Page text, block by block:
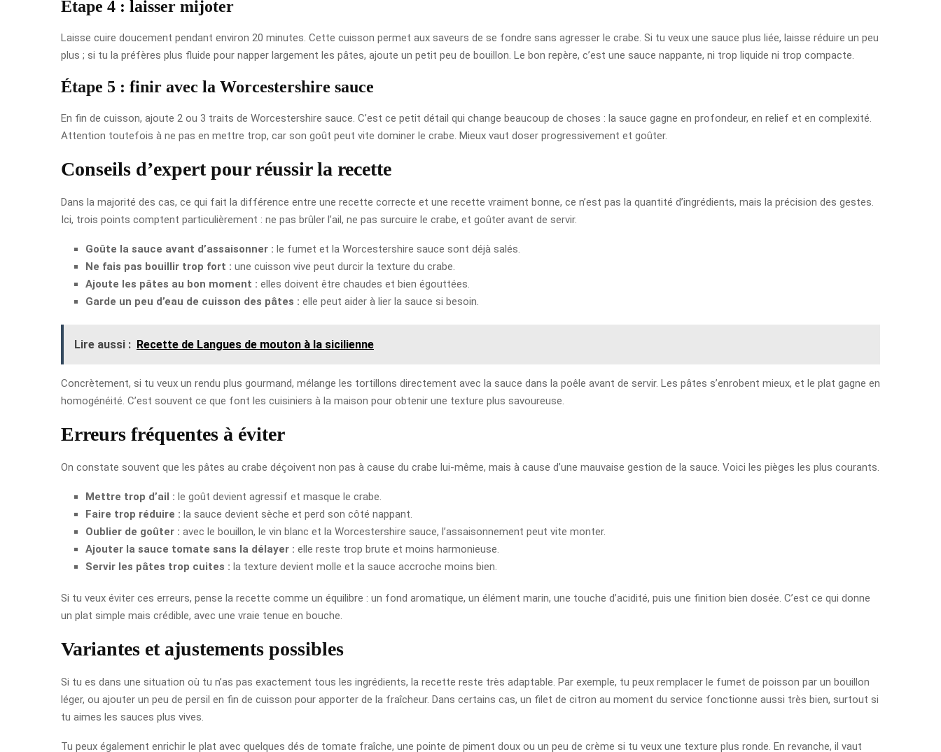
Étape 4 : laisser mijoter
Laisse cuire doucement pendant environ 20 minutes. Cette cuisson permet aux saveurs de se fondre sans agresser le crabe. Si tu veux une sauce plus liée, laisse réduire un peu
plus ; si tu la préfères plus fluide pour napper largement les pâtes, ajoute un petit peu de bouillon. Le bon repère, c’est une sauce nappante, ni trop liquide ni trop compacte.
Étape 5 : finir avec la Worcestershire sauce
En fin de cuisson, ajoute 2 ou 3 traits de Worcestershire sauce. C’est ce petit détail qui change beaucoup de choses : la sauce gagne en profondeur, en relief et en complexité.
Attention toutefois à ne pas en mettre trop, car son goût peut vite dominer le crabe. Mieux vaut doser progressivement et goûter.
Conseils d’expert pour réussir la recette
Dans la majorité des cas, ce qui fait la différence entre une recette correcte et une recette vraiment bonne, ce n’est pas la quantité d’ingrédients, mais la précision des gestes.
Ici, trois points comptent particulièrement : ne pas brûler l’ail, ne pas surcuire le crabe, et goûter avant de servir.
Goûte la sauce avant d’assaisonner : le fumet et la Worcestershire sauce sont déjà salés.
Ne fais pas bouillir trop fort : une cuisson vive peut durcir la texture du crabe.
Ajoute les pâtes au bon moment : elles doivent être chaudes et bien égouttées.
Garde un peu d’eau de cuisson des pâtes : elle peut aider à lier la sauce si besoin.
Lire aussi : Recette de Langues de mouton à la sicilienne
Concrètement, si tu veux un rendu plus gourmand, mélange les tortillons directement avec la sauce dans la poêle avant de servir. Les pâtes s’enrobent mieux, et le plat gagne en
homogénéité. C’est souvent ce que font les cuisiniers à la maison pour obtenir une texture plus savoureuse.
Erreurs fréquentes à éviter
On constate souvent que les pâtes au crabe déçoivent non pas à cause du crabe lui-même, mais à cause d’une mauvaise gestion de la sauce. Voici les pièges les plus courants.
Mettre trop d’ail : le goût devient agressif et masque le crabe.
Faire trop réduire : la sauce devient sèche et perd son côté nappant.
Oublier de goûter : avec le bouillon, le vin blanc et la Worcestershire sauce, l’assaisonnement peut vite monter.
Ajouter la sauce tomate sans la délayer : elle reste trop brute et moins harmonieuse.
Servir les pâtes trop cuites : la texture devient molle et la sauce accroche moins bien.
Si tu veux éviter ces erreurs, pense la recette comme un équilibre : un fond aromatique, un élément marin, une touche d’acidité, puis une finition bien dosée. C’est ce qui donne
un plat simple mais crédible, avec une vraie tenue en bouche.
Variantes et ajustements possibles
Si tu es dans une situation où tu n’as pas exactement tous les ingrédients, la recette reste très adaptable. Par exemple, tu peux remplacer le fumet de poisson par un bouillon
léger, ou ajouter un peu de persil en fin de cuisson pour apporter de la fraîcheur. Dans certains cas, un filet de citron au moment du service fonctionne aussi très bien, surtout si
tu aimes les sauces plus vives.
Tu peux également enrichir le plat avec quelques dés de tomate fraîche, une pointe de piment doux ou un peu de crème si tu veux une texture plus ronde. En revanche, il vaut